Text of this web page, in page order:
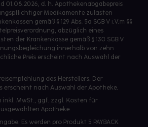
01.08.2026, d. h. Apothekenabgabepreis
Medikamente zulasten
gemäß § 129 Abs. 5a SGB V i.V.m §§
abzüglich eines
der Krankenkasse gemäß § 130 SGB V
innerhalb von zehn
Preis erscheint nach Auswahl der
des Herstellers. Der
erscheint nach Auswahl der Apotheke.
inkl. MwSt., ggf. zzgl. Kosten für
Apotheke.
Es werden pro Produkt 5 PAYBACK